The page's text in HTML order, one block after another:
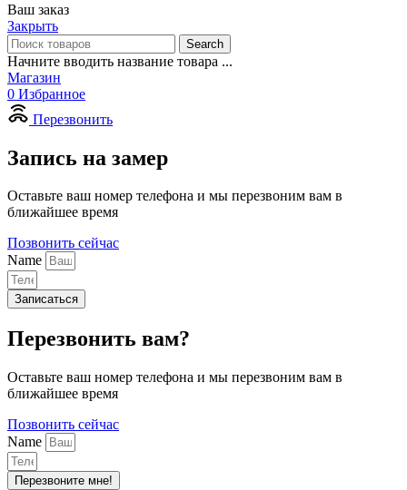
Ваш заказ
Закрыть
Search
Начните вводить название товара ...
Магазин
0 Избранное
Перезвонить
Запись на замер
Оставьте ваш номер телефона и мы перезвоним вам в
ближайшее время
Позвонить сейчас
Name
Записаться
Перезвонить вам?
Оставьте ваш номер телефона и мы перезвоним вам в
ближайшее время
Позвонить сейчас
Name
Перезвоните мне!